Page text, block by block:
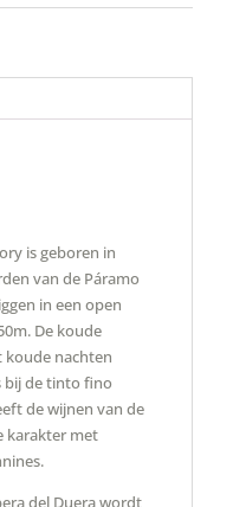
is geboren in
van de Páramo
in een open
De koude
koude nachten
bij de tinto fino
de wijnen van de
karakter met